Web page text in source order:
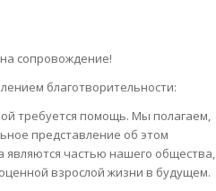
сопровождение!
благотворительности:
требуется помощь. Мы полагаем,
представление об этом
являются частью нашего общества,
взрослой жизни в будущем.